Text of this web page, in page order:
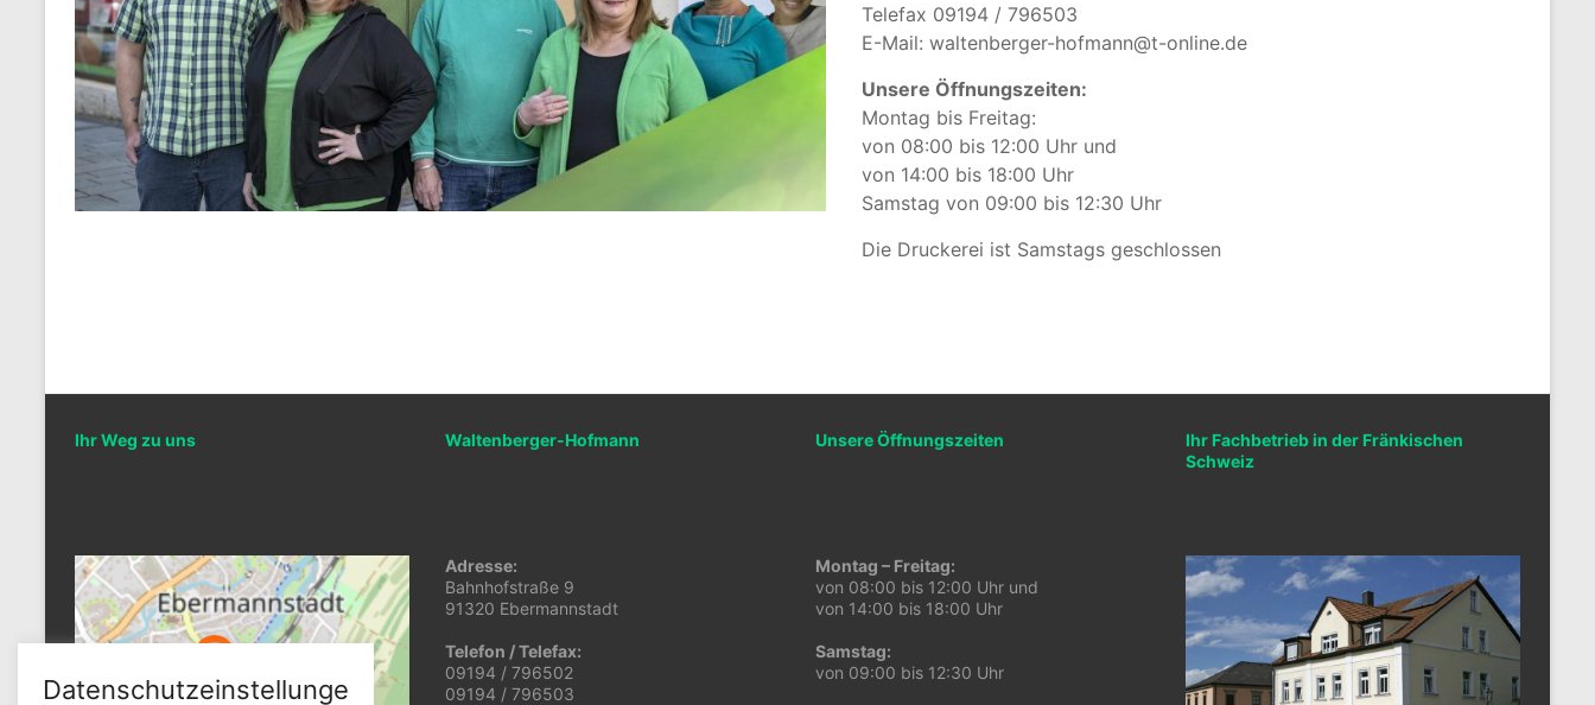
Telefax 09194 / 796503
E-Mail: waltenberger-hofmann@t-online.de
Unsere Öffnungszeiten:
Montag bis Freitag:
von 08:00 bis 12:00 Uhr und
von 14:00 bis 18:00 Uhr
Samstag von 09:00 bis 12:30 Uhr
Die Druckerei ist Samstags geschlossen
Ihr Weg zu uns Waltenberger-Hofmann
Adresse:
Bahnhofstraße 9
91320 Ebermannstadt
Telefon / Telefax:
09194 / 796502
09194 / 796503
Unsere Öffnungszeiten
Montag – Freitag:
von 08:00 bis 12:00 Uhr und
von 14:00 bis 18:00 Uhr
Samstag:
von 09:00 bis 12:30 Uhr
Ihr Fachbetrieb in der Fränkischen
Schweiz
Datenschutzeinstellunge